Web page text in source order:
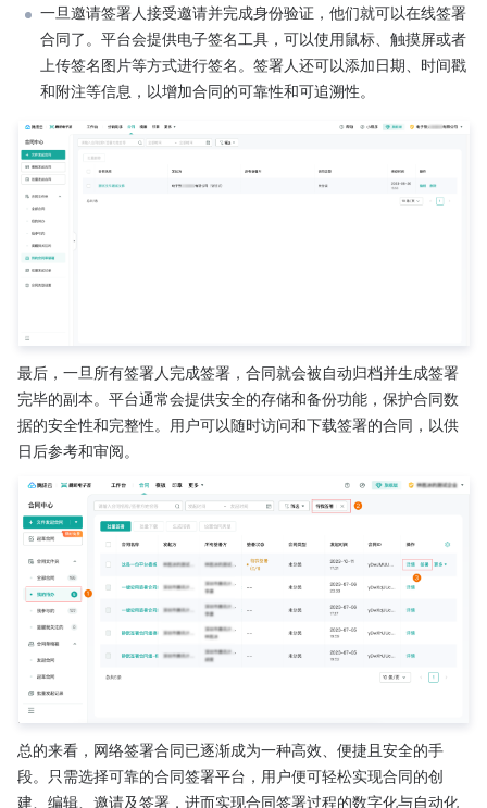
一旦邀请签署人接受邀请并完成身份验证，他们就可以在线签署
合同了。平台会提供电子签名工具，可以使用鼠标、触摸屏或者
上传签名图片等方式进行签名。签署人还可以添加日期、时间戳
和附注等信息，以增加合同的可靠性和可追溯性。
最后，一旦所有签署人完成签署，合同就会被自动归档并生成签署
完毕的副本。平台通常会提供安全的存储和备份功能，保护合同数
据的安全性和完整性。用户可以随时访问和下载签署的合同，以供
日后参考和审阅。
总的来看，网络签署合同已逐渐成为一种高效、便捷且安全的手
段。只需选择可靠的合同签署平台，用户便可轻松实现合同的创
建、编辑、邀请及签署，进而实现合同签署过程的数字化与自动化